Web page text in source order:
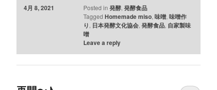
4月 8, 2021 Posted in 発酵, 発酵食品
Tagged Homemade miso, 味噌, 味噌作
り, 日本発酵文化協会, 発酵食品, 自家製味
噌
Leave a reply